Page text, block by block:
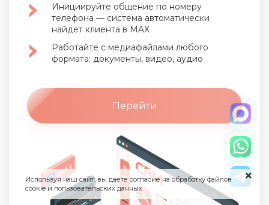
Инициируйте общение по номеру
телефона — система автоматически
найдет клиента в MAX
Работайте с медиафайлами любого
формата: документы, видео, аудио
Перейти
Используя наш сайт, вы даете согласие на обработку файлов
cookie и пользовательских данных.